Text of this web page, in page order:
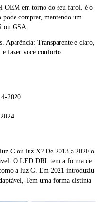
OEM em torno do seu farol. é o
comprar, mantendo um
ou GSA.
Aparência: Transparente e claro,
fazer você conforto.
2020
G ou luz X? De 2013 a 2020 o
O LED DRL tem a forma de
a luz G. Em 2021 introduziu
Tem uma forma distinta